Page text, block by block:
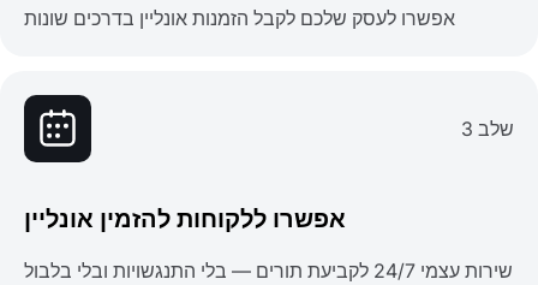
אפשרו לעסק שלכם לקבל הזמנות אונליין בדרכים שונות
שלב 3
אפשרו ללקוחות להזמין אונליין
שירות עצמי 24/7 לקביעת תורים — בלי התנגשויות ובלי בלבול